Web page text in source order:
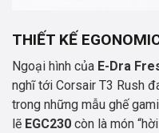
THIẾT KẾ
Ngoại hình của E-Dra
nghĩ tới Corsair T3 Rush
trong những mẫu ghế
lẽ EGC230 còn là món